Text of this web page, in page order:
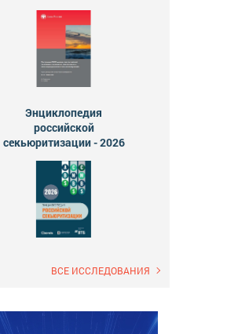
Энциклопедия
российской
секьюритизации - 2026
ВСЕ ИССЛЕДОВАНИЯ